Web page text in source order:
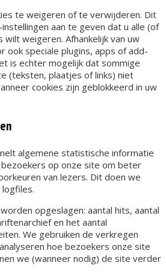
te weigeren of te verwijderen. Dit
aan te geven dat u alle (of
wilt weigeren. Afhankelijk van uw
ook speciale plugins, apps of add-
is echter mogelijk dat sommige
(teksten, plaatjes of links) niet
cookies zijn geblokkeerd in uw
algemene statistische informatie
op onze site om beter
van lezers. Dit doen we
opgeslagen: aantal hits, aantal
en het aantal
We gebruiken de verkregen
hoe bezoekers onze site
we (wanneer nodig) de site verder